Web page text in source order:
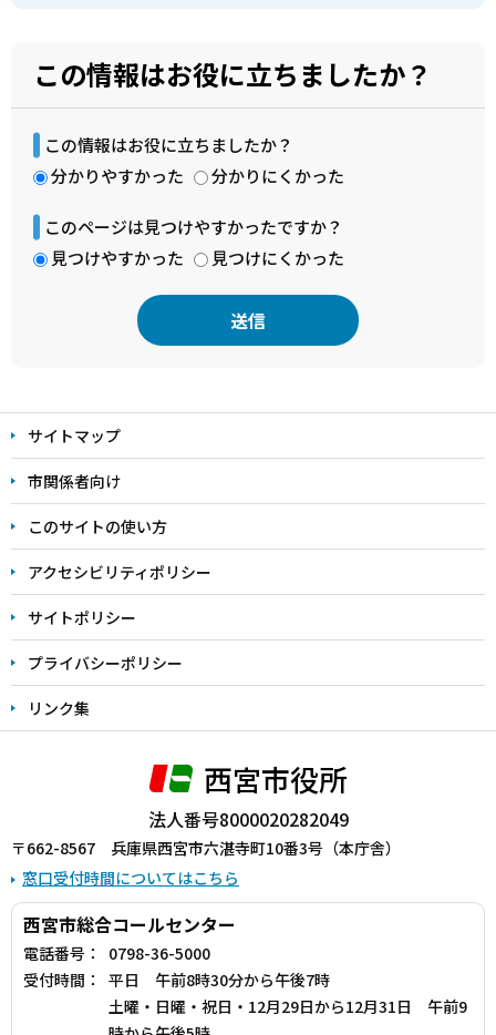
この情報はお役に立ちましたか？
この情報はお役に立ちましたか？
分かりやすかった
分かりにくかった
このページは見つけやすかったですか？
見つけやすかった
見つけにくかった
文
こ
こ
ま
で
サイトマップ
市関係者向け
このサイトの使い方
アクセシビリティポリシー
サイトポリシー
プライバシーポリシー
リンク集
西宮市役所
法人番号8000020282049
〒662-8567 兵庫県西宮市六湛寺町10番3号（本庁舎）
窓口受付時間についてはこちら
西宮市総合コールセンター
電話番号：
0798-36-5000
受付時間：
平日 午前8時30分から午後7時
土曜・日曜・祝日・12月29日から12月31日 午前9